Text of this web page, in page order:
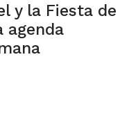
y la Fiesta de
agenda